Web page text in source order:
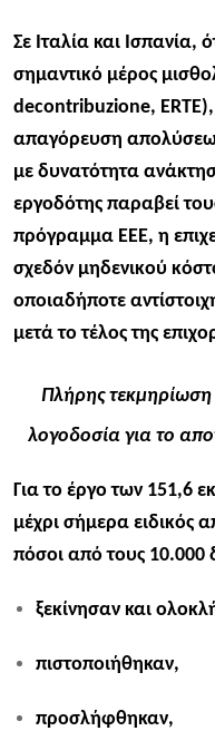
Σε Ιταλία και Ισπανία,
σημαντικό μέρος
decontribuzione,
απαγόρευση
με δυνατότητα
εργοδότης παραβεί
πρόγραμμα ΕΕΕ, η
σχεδόν μηδενικού
οποιαδήποτε
μετά το τέλος της
Πλήρης τεκμηρίωση
λογοδοσία για το
Για το έργο των 151,6
μέχρι σήμερα ειδικός
πόσοι από τους 10.000
ξεκίνησαν και
πιστοποιήθηκαν,
προσλήφθηκαν,